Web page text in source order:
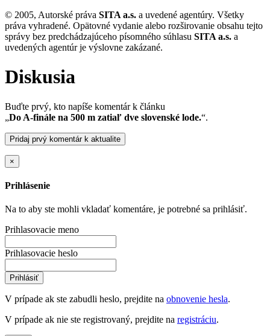
© 2005, Autorské práva SITA a.s. a uvedené agentúry. Všetky
práva vyhradené. Opätovné vydanie alebo rozširovanie obsahu tejto
správy bez predchádzajúceho písomného súhlasu SITA a.s. a
uvedených agentúr je výslovne zakázané.
Diskusia
Buďte prvý, kto napíše komentár k článku
„Do A-finále na 500 m zatiaľ dve slovenské lode.“.
Pridaj prvý komentár k aktualite
×
Prihlásenie
Na to aby ste mohli vkladať komentáre, je potrebné sa prihlásiť.
Prihlasovacie meno
Prihlasovacie heslo
Prihlásiť
V prípade ak ste zabudli heslo, prejdite na obnovenie hesla.
V prípade ak nie ste registrovaný, prejdite na registráciu.